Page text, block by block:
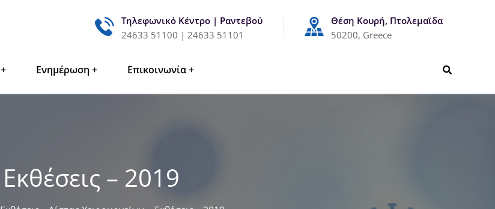
Τηλεφωνικό Κέντρο | Ραντεβού
24633 51100 | 24633 51101
Θέση Κουρή, Πτολεμαϊδα
50200, Greece
Ενημέρωση Επικοινωνία
Εκθέσεις – 2019